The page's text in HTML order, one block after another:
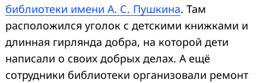
библиотеки имени А. С. Пушкина. Там
расположился уголок с детскими книжками и
длинная гирлянда добра, на которой дети
написали о своих добрых делах. А ещё
сотрудники библиотеки организовали ремонт